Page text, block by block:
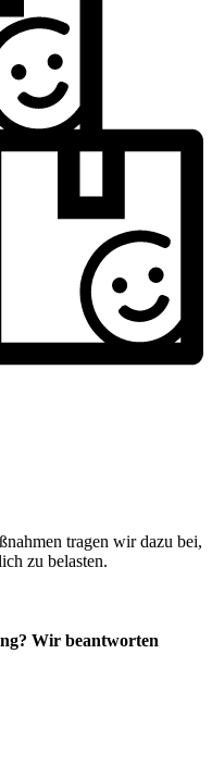
tragen wir dazu bei,
zu belasten.
Wir beantworten